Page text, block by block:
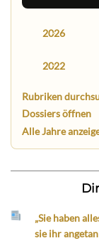
2026
2022
Rubriken
Dossiers öffnen
Alle Jahre
„Sie haben
sie ihr angetan